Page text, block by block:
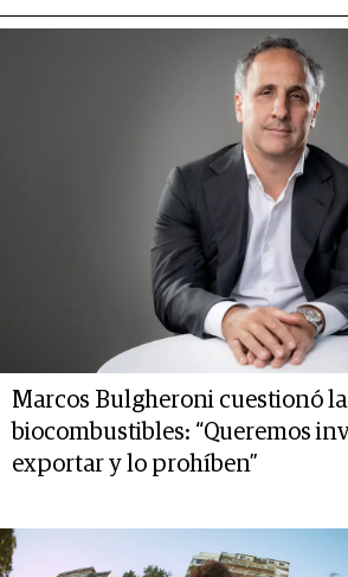
Marcos Bulgheroni cuestionó
biocombustibles: “Queremos
exportar y lo prohíben”